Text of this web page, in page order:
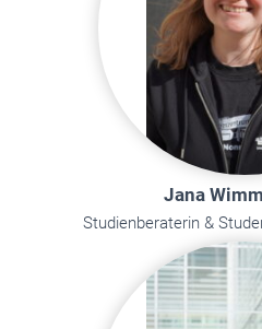
Jana
Studienberaterin &